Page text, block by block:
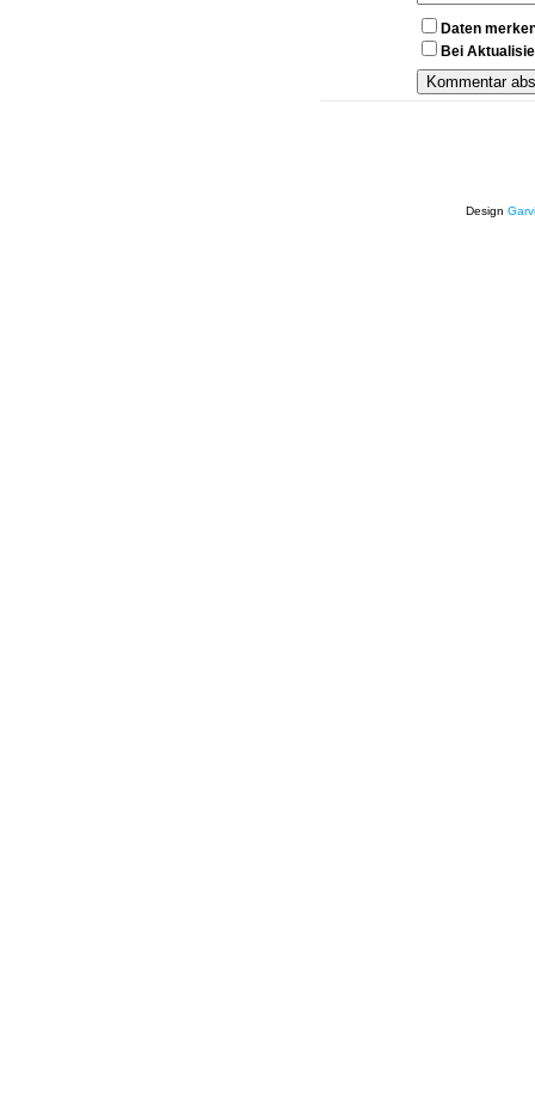
Daten
Bei
Design